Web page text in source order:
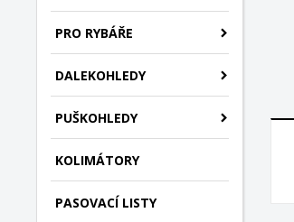
PRO RYBÁŘE
DALEKOHLEDY
PUŠKOHLEDY
KOLIMÁTORY
PASOVACÍ LISTY